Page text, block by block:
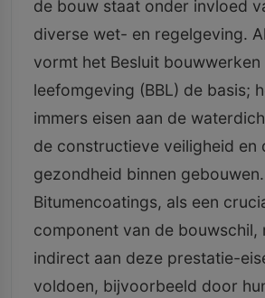
de bouw staat onder invloed
diverse wet- en regelgeving.
vormt het Besluit bouwwerken
leefomgeving (BBL) de basis;
immers eisen aan de
de constructieve veiligheid en
gezondheid binnen gebouwen.
Bitumencoatings, als een
component van de bouwschil,
indirect aan deze prestatie-
voldoen, bijvoorbeeld door